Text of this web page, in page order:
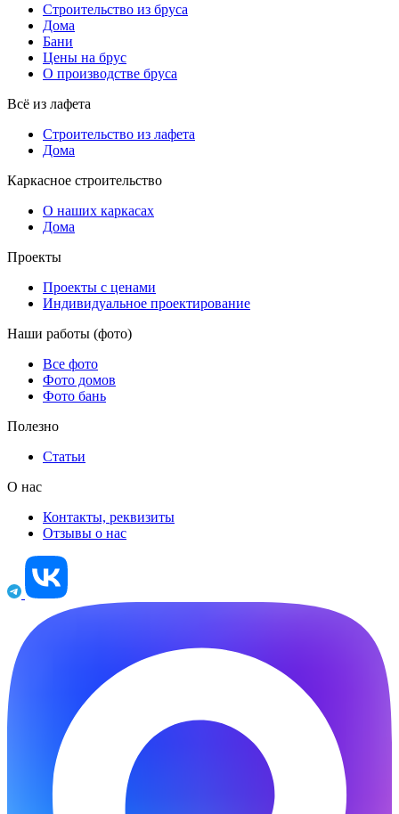
Строительство из бруса
Дома
Бани
Цены на брус
О производстве бруса
Всё из лафета
Строительство из лафета
Дома
Каркасное строительство
О наших каркасах
Дома
Проекты
Проекты с ценами
Индивидуальное проектирование
Наши работы (фото)
Все фото
Фото домов
Фото бань
Полезно
Статьи
О нас
Контакты, реквизиты
Отзывы о нас